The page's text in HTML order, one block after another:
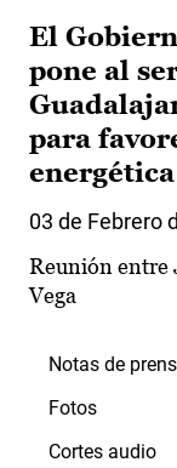
El
pone al
para
energética
03 de Febrero
Reunión entre
Vega
Notas de
Fotos
Cortes audio